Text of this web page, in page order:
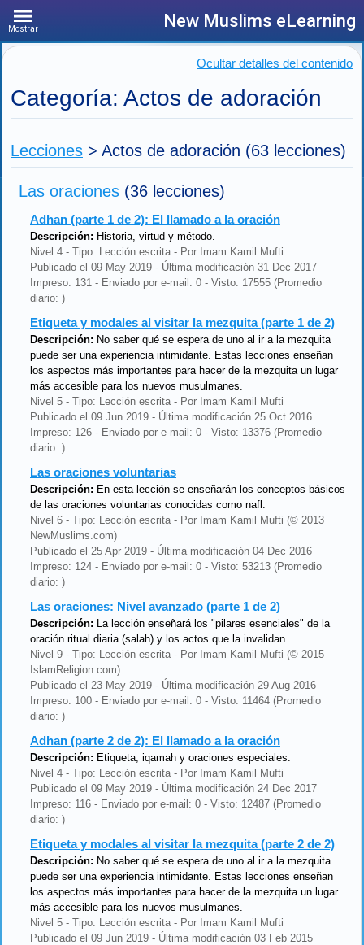
Mostrar New Muslims eLearning
Ocultar detalles del contenido
Categoría: Actos de adoración
Lecciones > Actos de adoración (63 lecciones)
Las oraciones (36 lecciones)
Adhan (parte 1 de 2): El llamado a la oración
Descripción: Historia, virtud y método.
Nivel 4 - Tipo: Lección escrita - Por Imam Kamil Mufti
Publicado el 09 May 2019 - Última modificación 31 Dec 2017
Impreso: 131 - Enviado por e-mail: 0 - Visto: 17555 (Promedio
diario: )
Etiqueta y modales al visitar la mezquita (parte 1 de 2)
Descripción: No saber qué se espera de uno al ir a la mezquita
puede ser una experiencia intimidante. Estas lecciones enseñan
los aspectos más importantes para hacer de la mezquita un lugar
más accesible para los nuevos musulmanes.
Nivel 5 - Tipo: Lección escrita - Por Imam Kamil Mufti
Publicado el 09 Jun 2019 - Última modificación 25 Oct 2016
Impreso: 126 - Enviado por e-mail: 0 - Visto: 13376 (Promedio
diario: )
Las oraciones voluntarias
Descripción: En esta lección se enseñarán los conceptos básicos
de las oraciones voluntarias conocidas como nafl.
Nivel 6 - Tipo: Lección escrita - Por Imam Kamil Mufti (© 2013
NewMuslims.com)
Publicado el 25 Apr 2019 - Última modificación 04 Dec 2016
Impreso: 124 - Enviado por e-mail: 0 - Visto: 53213 (Promedio
diario: )
Las oraciones: Nivel avanzado (parte 1 de 2)
Descripción: La lección enseñará los "pilares esenciales" de la
oración ritual diaria (salah) y los actos que la invalidan.
Nivel 9 - Tipo: Lección escrita - Por Imam Kamil Mufti (© 2015
IslamReligion.com)
Publicado el 23 May 2019 - Última modificación 29 Aug 2016
Impreso: 100 - Enviado por e-mail: 0 - Visto: 11464 (Promedio
diario: )
Adhan (parte 2 de 2): El llamado a la oración
Descripción: Etiqueta, iqamah y oraciones especiales.
Nivel 4 - Tipo: Lección escrita - Por Imam Kamil Mufti
Publicado el 09 May 2019 - Última modificación 24 Dec 2017
Impreso: 116 - Enviado por e-mail: 0 - Visto: 12487 (Promedio
diario: )
Etiqueta y modales al visitar la mezquita (parte 2 de 2)
Descripción: No saber qué se espera de uno al ir a la mezquita
puede ser una experiencia intimidante. Estas lecciones enseñan
los aspectos más importantes para hacer de la mezquita un lugar
más accesible para los nuevos musulmanes.
Nivel 5 - Tipo: Lección escrita - Por Imam Kamil Mufti
Publicado el 09 Jun 2019 - Última modificación 03 Feb 2015